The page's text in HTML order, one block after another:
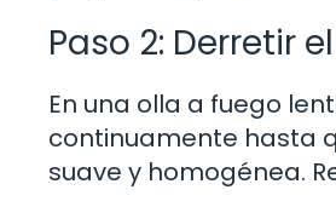
Paso 2: Derretir
En una olla a fuego
continuamente hasta
suave y homogénea.